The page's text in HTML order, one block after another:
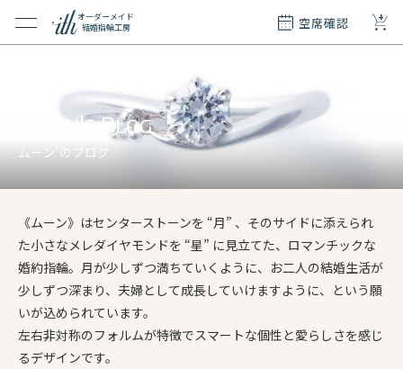
オーダーメイド
結婚指輪工房
空席確認 +
リー
問
ムーン'のブログ
Moon's Blog
《ムーン》はセンターストーンを “月” 、そのサイドに添えられ
た小さなメレダイヤモンドを “星” に見立てた、ロマンチックな
婚約指輪。月が少しずつ満ちていくように、お二人の結婚生活が
少しずつ深まり、夫婦として成長していけますように、という願
いが込められています。
左右非対称のフォルムが特徴でスマートな個性と愛らしさを感じ
るデザインです。